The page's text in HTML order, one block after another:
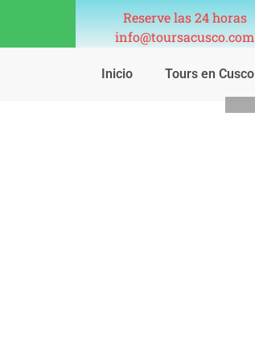
Reserve las 24 horas
info@toursacusco.com
Inicio Tours en Cusco